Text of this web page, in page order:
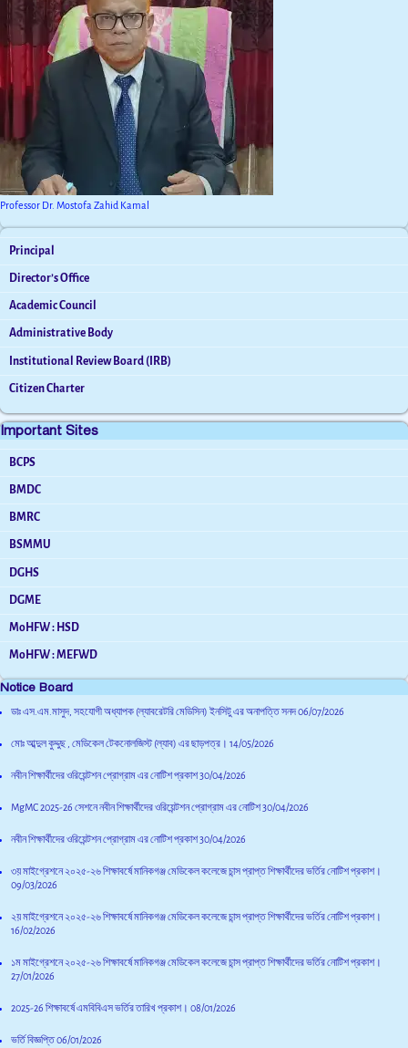
Professor Dr. Mostofa Zahid Kamal
Principal
Director’s Office
Academic Council
Administrative Body
Institutional Review Board (IRB)
Citizen Charter
Important Sites
BCPS
BMDC
BMRC
BSMMU
DGHS
DGME
MoHFW : HSD
MoHFW : MEFWD
Notice Board
ডাঃ এস.এম.মাসুদ, সহযোগী অধ্যাপক (ল্যাবরেটরি মেডিসিন) ইনসিটু এর অনাপত্তি সনদ06/07/2026
মোঃ আব্দুল কুদ্দুছ , মেডিকেল টেকনোলজিস্ট (ল্যাব) এর ছাড়পত্র। 14/05/2026
নবীন শিক্ষার্থীদের ওরিয়েন্টশন প্রোগ্রাম এর নোটিশ প্রকাশ30/04/2026
MgMC 2025-26 সেশনে নবীন শিক্ষার্থীদের ওরিয়েন্টশন প্রোগ্রাম এর নোটিশ30/04/2026
নবীন শিক্ষার্থীদের ওরিয়েন্টশন প্রোগ্রাম এর নোটিশ প্রকাশ30/04/2026
৩য় মাইগ্রেশনে ২০২৫-২৬ শিক্ষাবর্ষে মানিকগঞ্জ মেডিকেল কলেজে চান্স প্রাপ্ত শিক্ষার্থীদের ভর্তির নোটিশ প্রকাশ।
09/03/2026
২য় মাইগ্রেশনে ২০২৫-২৬ শিক্ষাবর্ষে মানিকগঞ্জ মেডিকেল কলেজে চান্স প্রাপ্ত শিক্ষার্থীদের ভর্তির নোটিশ প্রকাশ।
16/02/2026
১ম মাইগ্রেশনে ২০২৫-২৬ শিক্ষাবর্ষে মানিকগঞ্জ মেডিকেল কলেজে চান্স প্রাপ্ত শিক্ষার্থীদের ভর্তির নোটিশ প্রকাশ।
27/01/2026
2025-26 শিক্ষাবর্ষে এমবিবিএস ভর্তির তারিখ প্রকাশ। 08/01/2026
ভর্তি বিজ্ঞপ্তি06/01/2026